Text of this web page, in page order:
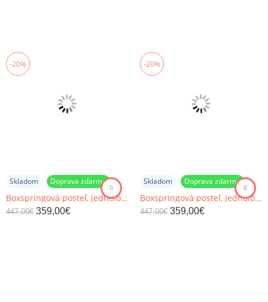
-20%
Skladom Doprava zdarma
Boxspringová posteľ, jednolôžko, svetlohnedá, 90x200, pravá, DANY
447,00€ 359,00€
-20%
Skladom Doprava zdarma
Boxspringová posteľ, jednolôžko, svetlohnedá, 80x200, pravá, DANY
447,00€ 359,00€